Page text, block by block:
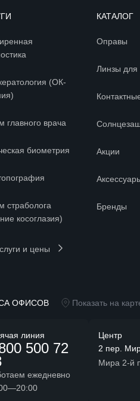
(ОК-
главного врача
биометрия
страболога
косоглазия)
и цены
КАТАЛОГ
Оправы
Линзы для
Акции
Бренды
ОФИСОВ Показать на
линия
500 72
ежедневно
Центр
2 пер.
Мира 2-й